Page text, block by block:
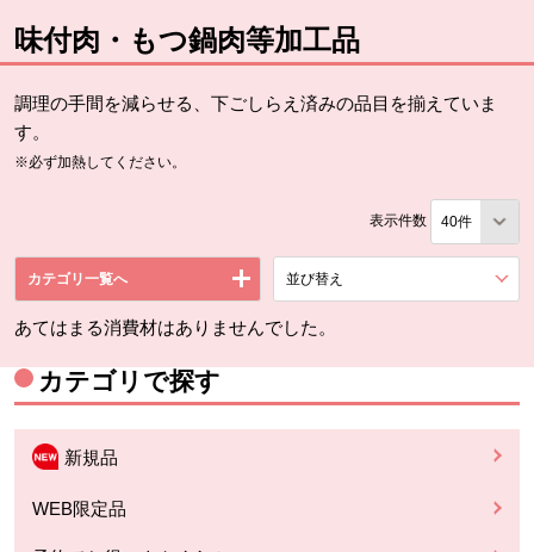
味付肉・もつ鍋肉等加工品
調理の手間を減らせる、下ごしらえ済みの品目を揃えていま
す。
※必ず加熱してください。
表示件数
カテゴリ一覧へ 並び替え
あてはまる消費材はありませんでした。
カテゴリで探す
新規品
WEB限定品